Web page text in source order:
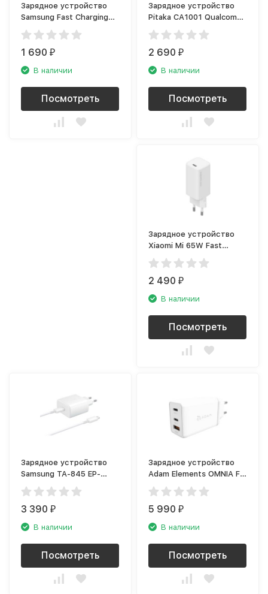
Зарядное устройство
Samsung Fast Charging
EP-TA20EWEUGRU, white
1 690₽
В наличии
Посмотреть
Зарядное устройство
Pitaka CA1001 Qualcomm
3.0 (USB Type-C), чёрный
2 690₽
В наличии
Посмотреть
Зарядное устройство
Xiaomi Mi 65W Fast
Charger with GaN Tech
2 490₽
В наличии
Посмотреть
Зарядное устройство
Samsung TA-845 EP-
TA845XWEGRU, White
3 390₽
В наличии
Посмотреть
Зарядное устройство
Adam Elements OMNIA F6
(USB Type-C, USB),
белый
5 990₽
В наличии
Посмотреть